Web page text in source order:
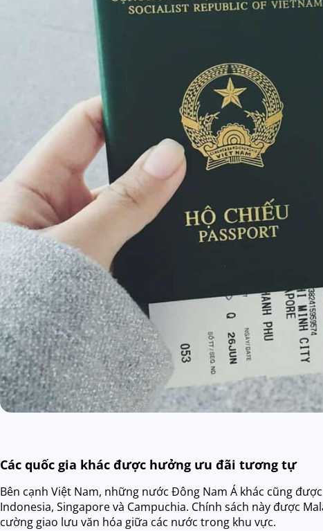
Các quốc gia khác được hưởng ưu đãi tương tự
Bên cạnh Việt Nam, những nước Đông Nam Á khác cũng
Indonesia, Singapore và Campuchia. Chính sách này được
cường giao lưu văn hóa giữa các nước trong khu vực.